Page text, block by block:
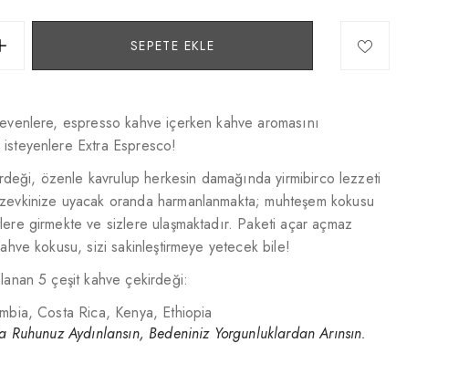
SEPETE EKLE
espresso kahve içerken kahve aromasını
isteyenlere Extra Espresco!
özenle kavrulup herkesin damağında yirmibirco lezzeti
uyacak oranda harmanlanmakta; muhteşem kokusu
girmekte ve sizlere ulaşmaktadır. Paketi açar açmaz
kokusu, sizi sakinleştirmeye yetecek bile!
5 çeşit kahve çekirdeği:
Costa Rica, Kenya, Ethiopia
Aydınlansın, Bedeniniz Yorgunluklardan Arınsın.